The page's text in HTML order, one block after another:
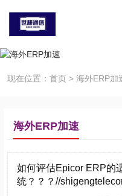
现在位置： 首页 > 海外ERP加
海外ERP加速
如何评估Epicor ERP的
统？？？//